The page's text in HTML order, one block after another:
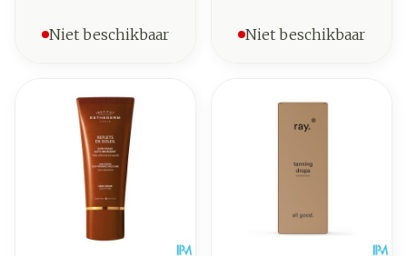
Niet beschikbaar Niet beschikbaar